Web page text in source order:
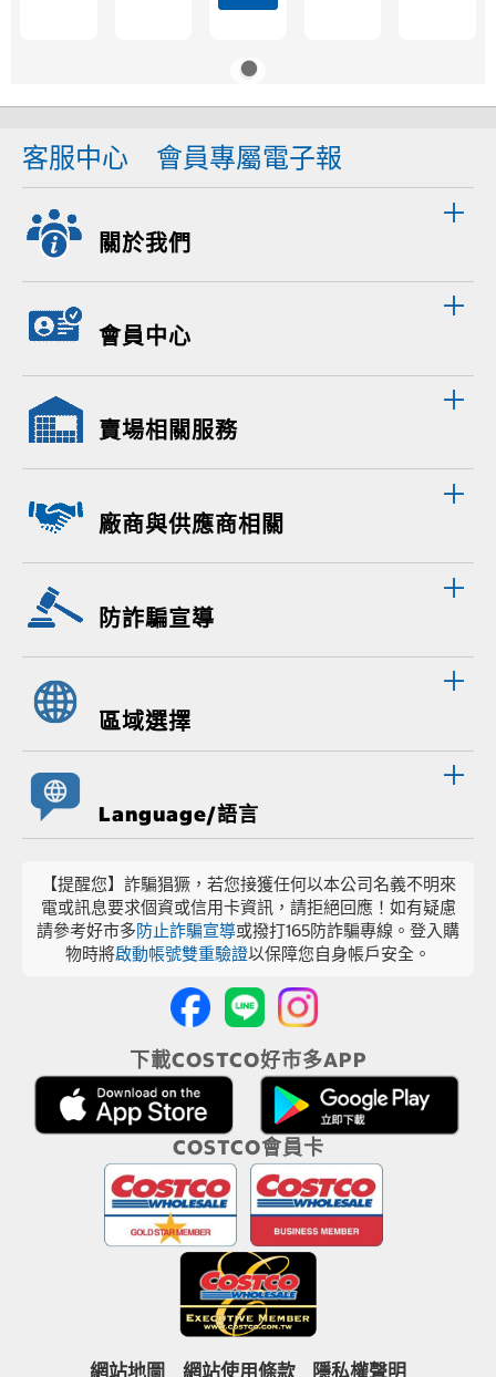
客服中心 會員專屬電子報
關於我們
會員中心
賣場相關服務
廠商與供應商相關
防詐騙宣導
區域選擇
Language/語言
【提醒您】詐騙猖獗，若您接獲任何以本公司名義不明來
電或訊息要求個資或信用卡資訊，請拒絕回應！如有疑慮
請參考好市多防止詐騙宣導或撥打165防詐騙專線。登入購
物時將啟動帳號雙重驗證以保障您自身帳戶安全。
下載COSTCO好市多APP
COSTCO會員卡
網站地圖 網站使用條款 隱私權聲明